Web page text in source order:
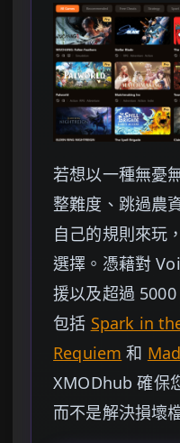
若想以一種無憂
整難度、跳過農
自己的規則來玩
選擇。憑藉對
援以及超過 5000
包括 Spark in
Requiem 和
XMODhub 確保
而不是解決損壞